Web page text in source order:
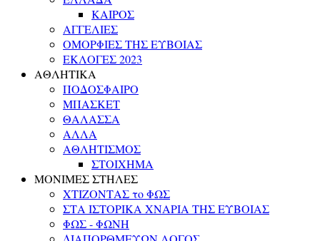
ΚΑΙΡΟΣ
ΑΓΓΕΛΙΕΣ
ΟΜΟΡΦΙΕΣ ΤΗΣ ΕΥΒΟΙΑΣ
ΕΚΛΟΓΕΣ 2023
ΑΘΛΗΤΙΚΑ
ΠΟΔΟΣΦΑΙΡΟ
ΜΠΑΣΚΕΤ
ΘΑΛΑΣΣΑ
ΑΛΛΑ
ΑΘΛΗΤΙΣΜΟΣ
ΣΤΟΙΧΗΜΑ
ΜΟΝΙΜΕΣ ΣΤΗΛΕΣ
ΧΤΙΖΟΝΤΑΣ το ΦΩΣ
ΣΤΑ ΙΣΤΟΡΙΚΑ ΧΝΑΡΙΑ ΤΗΣ ΕΥΒΟΙΑΣ
ΦΩΣ - ΦΩΝΗ